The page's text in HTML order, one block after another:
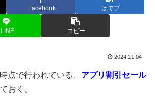
Facebook はてブ
LINE コピー
2024.11.04
点で行われている、 アプリ割引セール
おく。